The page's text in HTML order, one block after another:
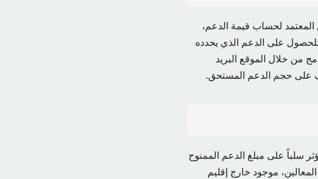
لحساب قيمة الدعم،
للحصول على الدعم الذي يحدده
الموقع البريد
على حجم الدعم المستحق.
سلباً على مبلغ الدعم الممنوح
موجود خارج إقليم